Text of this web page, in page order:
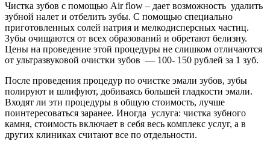
Чистка зубов с помощью Air flow – дает возможность удалить
зубной налет и отбелить зубы. С помощью специально
приготовленных солей натрия и мелкодисперсных частиц.
Зубы очищаются от всех образований и обретают белизну.
Цены на проведение этой процедуры не слишком отличаются
от ультразвуковой очистки зубов — 100- 150 рублей за 1 зуб.
После проведения процедур по очистке эмали зубов, зубы
полируют и шлифуют, добиваясь большей гладкости эмали.
Входят ли эти процедуры в общую стоимость, лучше
поинтересоваться заранее. Иногда услуга: чистка зубного
камня, стоимость включает в себя весь комплекс услуг, а в
других клиниках считают все по отдельности.